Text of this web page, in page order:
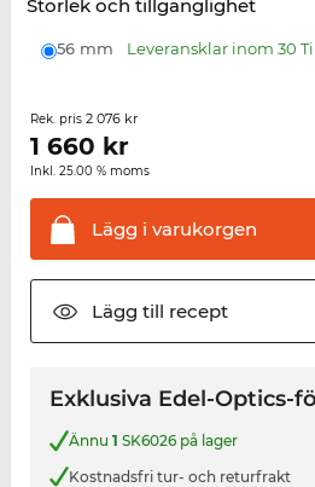
Storlek och tillgänglighet
56 mm Leveransklar inom 30
Rek. pris 2 076 kr
1 660 kr
Inkl. 25.00 % moms
Lägg i varukorgen
Lägg till recept
Exklusiva Edel-Optics-
Ännu 1 SK6026 på lager
Kostnadsfri tur- och returfrakt